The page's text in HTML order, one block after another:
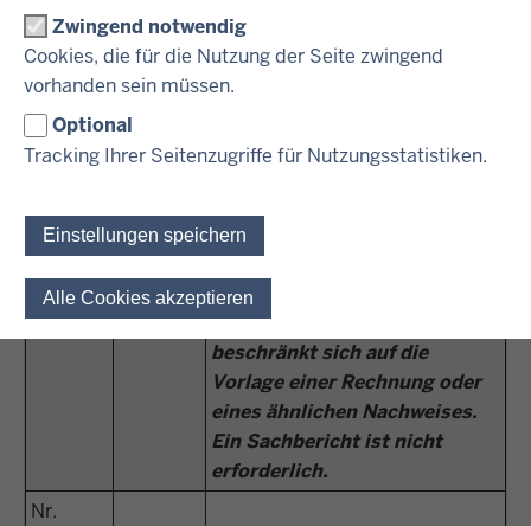
Zwingend notwendig
Cookies, die für die Nutzung der Seite zwingend
vorhanden sein müssen.
Optional
Tracking Ihrer Seitenzugriffe für Nutzungsstatistiken.
Einstellungen speichern
Alle Cookies akzeptieren
erfolgen.
13.4.4
VV/VVG
zu § 44
LHO
-
Das Antragsformular auf
Gewährung der Zuwendung
Beantragung der Auszahlung
und den
dem Antrag ist gleichzeitig der
Verwendungsnachweis
vorzulegen. Der
Verwendungsnachweis
beschränkt sich auf die
Vorlage einer Rechnung oder
eines ähnlichen Nachweises.
Ein Sachbericht ist nicht
erforderlich.
Nr.